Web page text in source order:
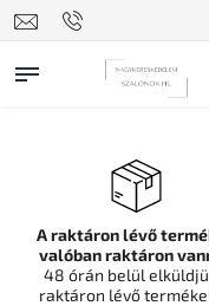
A raktáron lévő
valóban raktáron
48 órán belül
raktáron lévő